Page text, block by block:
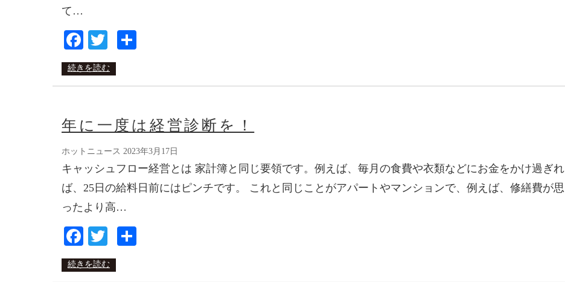
て…
Facebook
Twitter
続きを読む
年に一度は経営診断を！
ホットニュース 2023年3月17日
キャッシュフロー経営とは 家計簿と同じ要領です。例えば、毎月の食費や衣類などにお金をかけ過ぎれ
ば、25日の給料日前にはピンチです。 これと同じことがアパートやマンションで、例えば、修繕費が思
ったより高…
Facebook
Twitter
続きを読む